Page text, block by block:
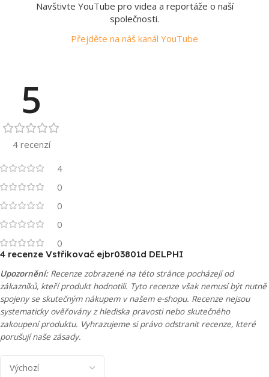
Navštivte YouTube pro videa a reportáže o naší
společnosti.
Přejděte na náš kanál YouTube
5
4 recenzí
4
0
0
0
0
4 recenze Vstřikovač ejbr03801d DELPHI
Upozornění:Recenze zobrazené na této stránce pocházejí od
zákazníků, kteří produkt hodnotili. Tyto recenze však nemusí být nutně
spojeny se skutečným nákupem v našem e-shopu. Recenze nejsou
systematicky ověřovány z hlediska pravosti nebo skutečného
zakoupení produktu. Vyhrazujeme si právo odstranit recenze, které
porušují naše zásady.